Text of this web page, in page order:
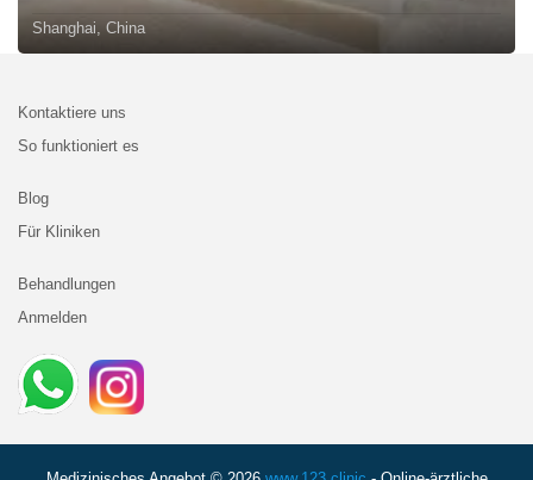
Shanghai, China
Kontaktiere uns
So funktioniert es
Blog
Für Kliniken
Behandlungen
Anmelden